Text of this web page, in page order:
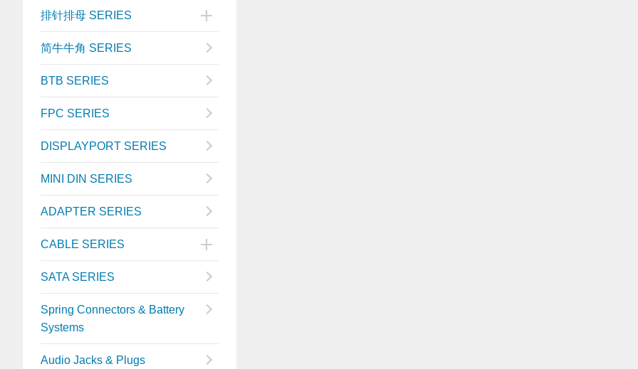
排针排母 SERIES
简牛牛角 SERIES
BTB SERIES
FPC SERIES
DISPLAYPORT SERIES
MINI DIN SERIES
ADAPTER SERIES
CABLE SERIES
SATA SERIES
Spring Connectors & Battery
Systems
Audio Jacks & Plugs